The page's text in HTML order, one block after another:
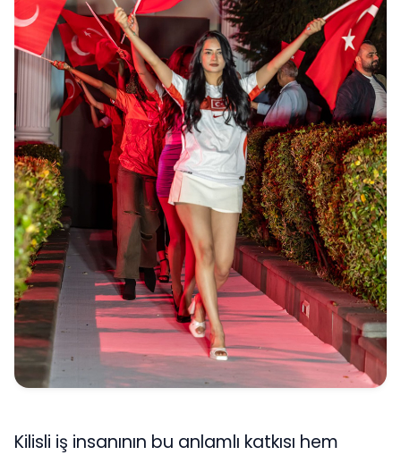
Kilisli iş insanının bu anlamlı katkısı hem